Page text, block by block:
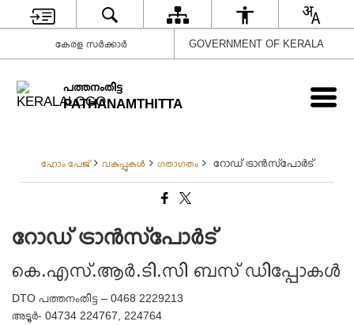
കേരള സർക്കാർ GOVERNMENT OF KERALA
പത്തനംതിട്ട
PATHANAMTHITTA
ഹോം പേജ് വകുപ്പുകൾ ഗതാഗതം റോഡ് ട്രാൻസ്‌പോർട്
റോഡ് ട്രാൻസ്‌പോർട്
കെ.എസ്.ആർ.ടി.സി ബസ് ഡിപ്പോകൾ
DTO പത്തനംതിട്ട – 0468 2229213
അടൂർ- 04734 224767, 224764